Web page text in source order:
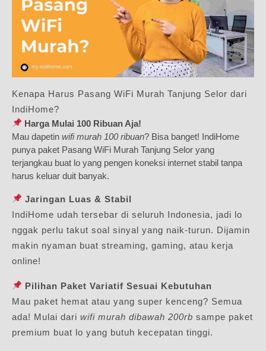
Kenapa Harus Pasang WiFi Murah Tanjung Selor dari
IndiHome?
Harga Mulai 100 Ribuan Aja!
Mau dapetin wifi murah 100 ribuan? Bisa banget! IndiHome
punya paket Pasang WiFi Murah Tanjung Selor yang
terjangkau buat lo yang pengen koneksi internet stabil tanpa
harus keluar duit banyak.
Jaringan Luas & Stabil
IndiHome udah tersebar di seluruh Indonesia, jadi lo
nggak perlu takut soal sinyal yang naik-turun. Dijamin
makin nyaman buat streaming, gaming, atau kerja
online!
Pilihan Paket Variatif Sesuai Kebutuhan
Mau paket hemat atau yang super kenceng? Semua
ada! Mulai dari wifi murah dibawah 200rb sampe paket
premium buat lo yang butuh kecepatan tinggi.